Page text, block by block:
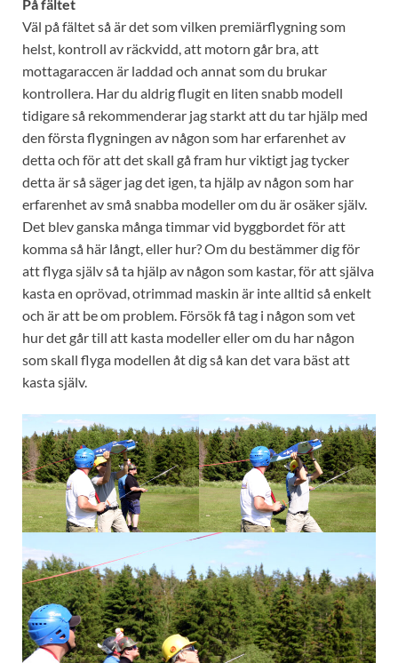
På fältet
Väl på fältet så är det som vilken premiärflygning som
helst, kontroll av räckvidd, att motorn går bra, att
mottagaraccen är laddad och annat som du brukar
kontrollera. Har du aldrig flugit en liten snabb modell
tidigare så rekommenderar jag starkt att du tar hjälp med
den första flygningen av någon som har erfarenhet av
detta och för att det skall gå fram hur viktigt jag tycker
detta är så säger jag det igen, ta hjälp av någon som har
erfarenhet av små snabba modeller om du är osäker själv.
Det blev ganska många timmar vid byggbordet för att
komma så här långt, eller hur? Om du bestämmer dig för
att flyga själv så ta hjälp av någon som kastar, för att själva
kasta en oprövad, otrimmad maskin är inte alltid så enkelt
och är att be om problem. Försök få tag i någon som vet
hur det går till att kasta modeller eller om du har någon
som skall flyga modellen åt dig så kan det vara bäst att
kasta själv.